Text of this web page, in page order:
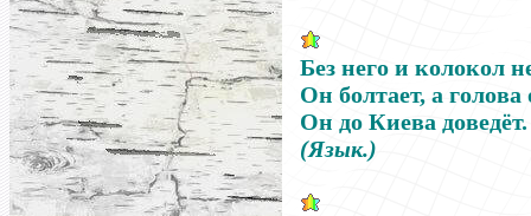
Без него и колокол
Он болтает, а голова
Он до Киева доведёт.
(Язык.)